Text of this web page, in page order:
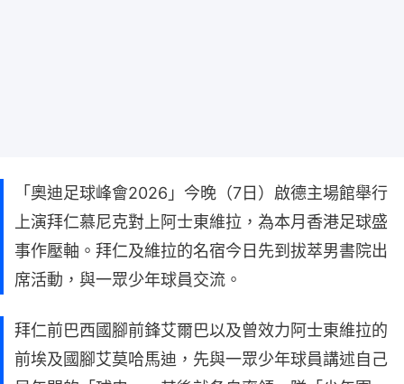
「奧迪足球峰會2026」今晚（7日）啟德主場館舉行
上演拜仁慕尼克對上阿士東維拉，為本月香港足球盛
事作壓軸。拜仁及維拉的名宿今日先到拔萃男書院出
席活動，與一眾少年球員交流。
拜仁前巴西國腳前鋒艾爾巴以及曾效力阿士東維拉的
前埃及國腳艾莫哈馬迪，先與一眾少年球員講述自己